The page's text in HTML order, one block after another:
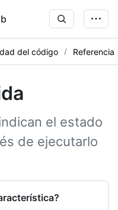
del código Referencia
el estado
de ejecutarlo